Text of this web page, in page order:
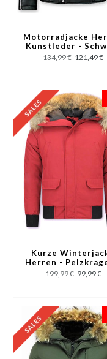
Motorradjacke
Kunstleder -
134,99 € 121,49 €
Kurze
Herren -
Echtfell Jacke -
Canada - Rot
199,99 € 99,99 €